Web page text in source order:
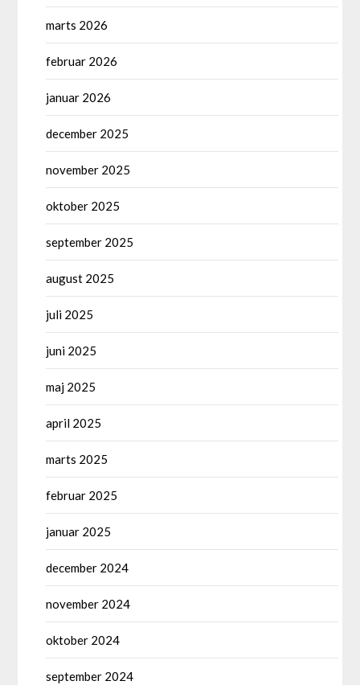
marts 2026
februar 2026
januar 2026
december 2025
november 2025
oktober 2025
september 2025
august 2025
juli 2025
juni 2025
maj 2025
april 2025
marts 2025
februar 2025
januar 2025
december 2024
november 2024
oktober 2024
september 2024